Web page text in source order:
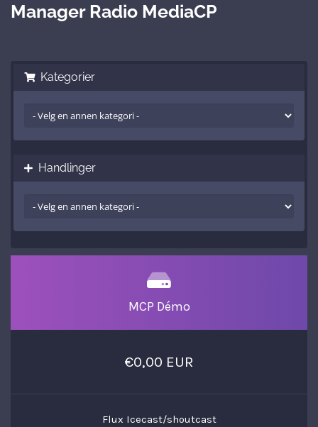
Manager Radio MediaCP
Kategorier
Handlinger
MCP Démo
€0,00 EUR
Flux Icecast/shoutcast